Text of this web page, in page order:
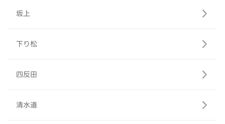
坂上
下り松
四反田
清水道